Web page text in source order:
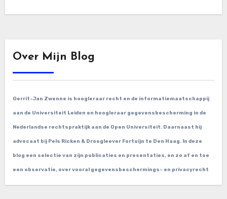
Over Mijn Blog
Gerrit-Jan Zwenne is hoogleraar recht en de informatiemaatschappij
aan de Universiteit Leiden en hoogleraar gegevensbescherming in de
Nederlandse rechtspraktijk aan de Open Universiteit. Daarnaast hij
advocaat bij Pels Ricken & Droogleever Fortuijn te Den Haag. In deze
blog een selectie van zijn publicaties en presentaties, en zo af en toe
een observatie, over vooral gegevensbeschermings- en privacyrecht